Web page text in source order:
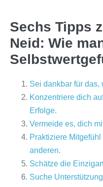
Sechs Tipps
Neid: Wie
Sei dankbar für das,
Konzentriere dich
Erfolge.
Vermeide es, dich
Praktiziere
anderen.
Schätze die
Suche